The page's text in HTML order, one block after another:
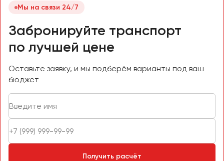
Мы на связи 24/7
Забронируйте транспорт
по лучшей цене
Оставьте заявку, и мы подберём варианты под ваш
бюджет
Получить расчёт
Самара
Санкт-Петербург
Саранск
Саратов
Севастополь
Симферополь
Смоленск
Сочи
Ставрополь
Сургут